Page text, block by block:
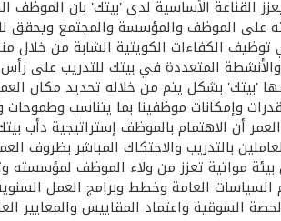
الكويتيين منها أكثر من 95 في المائة، وهو ما يعزز القناعة
على الموظف والمؤسسة والمجتمع ويحقق
توظيف الكفاءات الكويتية الشابة من
والأنشطة المتعددة في بيتك للتدريب
'بيتك' بشكل يتم من خلاله تحديد مكان
وإمكانات موظفينا بما يتناسب
أن الاهتمام بالموظف إستراتيجية
بالتدريب والاحتكاك المباشر بظروف
بيئة مواتية تعزز من ولاء الموظف
العامة وخطط وبرامج العمل
السوقية واعتماد المقاييس والمعايير